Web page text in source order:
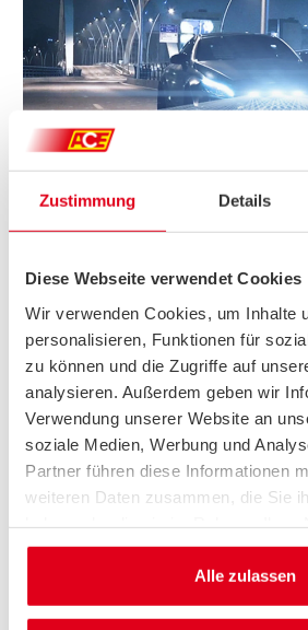
Zustimmung Details
Diese Webseite verwendet Cookies
Wir verwenden Cookies, um Inhalte
personalisieren, Funktionen für
zu können und die Zugriffe auf
analysieren. Außerdem geben wir
Verwendung unserer Website an
soziale Medien, Werbung und
Partner führen diese Informationen
weiteren Daten zusammen, die Sie
gesammelt haben.
Alle zulassen
DIE RISIKEN DES AUTONOMEN
die Technik, zu groß die Erwartungen
Herausforderungen.
Sicherheit:
- Autonome Fahrzeuge müssen in der
unvorhergeseheneSituationen zu
angemessen zu reagieren.
- Cyberangriffe
Fahrzeuge und damit der Insassen und
Verkehrsteilnehmender gefährden.
-Datenschutz-Bedenken vieler
und die Schaffung spezieller